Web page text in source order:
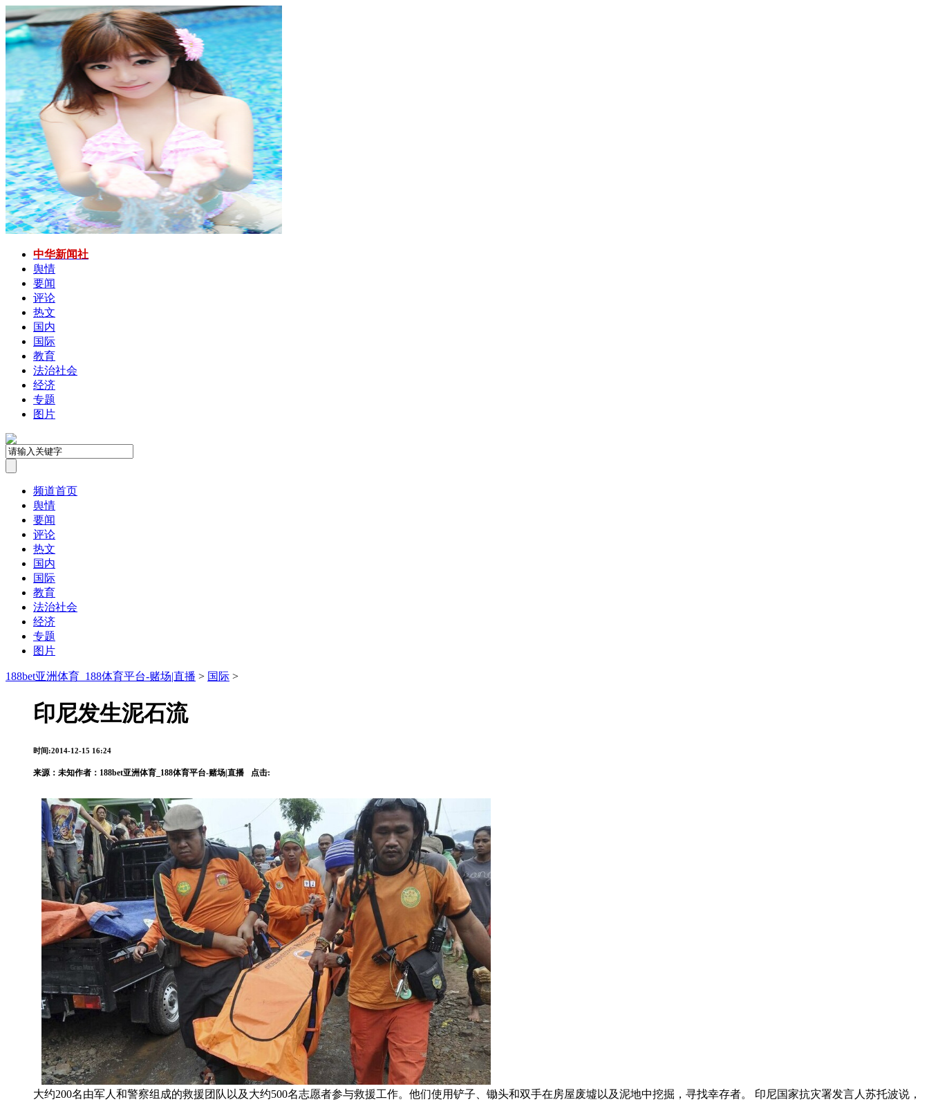
中华新闻社
舆情
要闻
评论
热文
国内
国际
教育
法治社会
经济
专题
图片
频道首页
舆情
要闻
评论
热文
国内
国际
教育
法治社会
经济
专题
图片
188bet亚洲体育_188体育平台-赌场|直播 > 国际 >
印尼发生泥石流
时间:2014-12-15 16:24
来源： 未知作者：188bet亚洲体育_188体育平台-赌场|直播 点击:
大约200名由军人和警察组成的救援团队以及大约500名志愿者参与救援工作。他们使用铲子、锄头和双手在房屋废墟以及泥地中挖掘，寻找幸存者。 印尼国家抗灾署发言人苏托波说，